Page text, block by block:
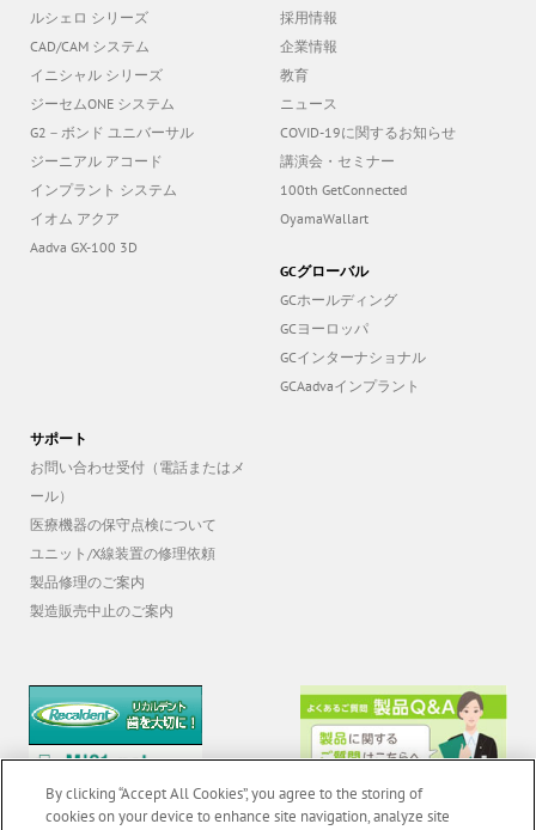
ルシェロ シリーズ
CAD/CAM システム
イニシャル シリーズ
ジーセムONE システム
G2－ボンド ユニバーサル
ジーニアル アコード
インプラント システム
イオム アクア
Aadva GX-100 3D
採用情報
企業情報
教育
ニュース
COVID-19に関するお知らせ
講演会・セミナー
100th GetConnected
OyamaWallart
GCグローバル
GCホールディング
GCヨーロッパ
GCインターナショナル
GCAadvaインプラント
サポート
お問い合わせ受付（電話またはメ
ール）
医療機器の保守点検について
ユニット/X線装置の修理依頼
製品修理のご案内
製造販売中止のご案内
By clicking “Accept All Cookies”, you agree to the storing of
cookies on your device to enhance site navigation, analyze site